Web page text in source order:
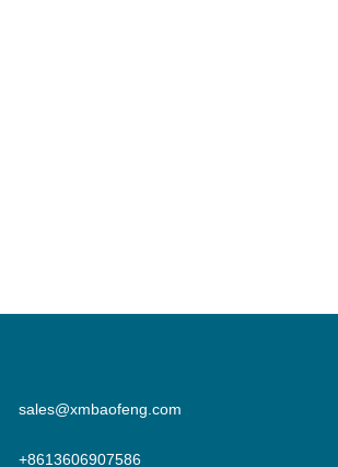
sales@xmbaofeng.com
+8613606907586